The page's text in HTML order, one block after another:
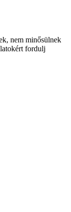
nem minősülnek
fordulj